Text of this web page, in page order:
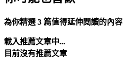
為你精選 3 篇值得延伸閱讀的內容
載入推薦文章中...
目前沒有推薦文章